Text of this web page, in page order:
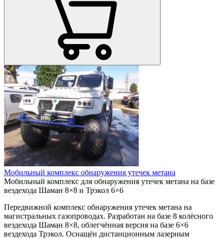
Мобильный комплекс обнаружения утечек метана
Мобильный комплекс для обнаружения утечек метана на базе
вездехода Шаман 8×8 и Трэкол 6×6
Передвижной комплекс обнаружения утечек метана на
магистральных газопроводах. Разработан на базе 8 колёсного
вездехода Шаман 8×8, облегчённая версия на базе 6×6
вездехода Трэкол. Оснащён дистанционным лазерным